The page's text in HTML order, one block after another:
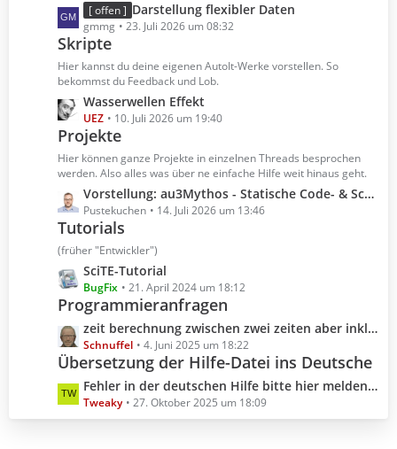
ä
g
e
L
e
t
z
t
e
B
e
i
t
ä
g
e
[ offen ] Darstellung flexibler Daten
gmmg 23. Juli 2026 um 08:32
Skripte
Hier kannst du deine eigenen AutoIt-Werke vorstellen. So
bekommst du Feedback und Lob.
L
e
t
z
t
B
e
i
t
r
ä
g
e
Wasserwellen Effekt
UEZ 10. Juli 2026 um 19:40
Projekte
Hier können ganze Projekte in einzelnen Threads besprochen
werden. Also alles was über ne einfache Hilfe weit hinaus geht.
e
t
z
e
B
i
t
r
ä
g
e
Vorstellung: au3Mythos - Statische Code- & Scoping-Analyse für AutoIt 3
Pustekuchen 14. Juli 2026 um 13:46
Tutorials
(früher "Entwickler")
L
e
t
z
t
e
e
SciTE-Tutorial
BugFix 21. April 2024 um 18:12
Programmieranfragen
L
e
t
z
e
zeit berechnung zwischen zwei zeiten aber inklusive millisekunden
Schnuffel 4. Juni 2025 um 18:22
Übersetzung der Hilfe-Datei ins Deutsche
L
e
t
Fehler in der deutschen Hilfe bitte hier melden (Hilfedatei 3.3.18.0 2025.10.04)
Tweaky 27. Oktober 2025 um 18:09